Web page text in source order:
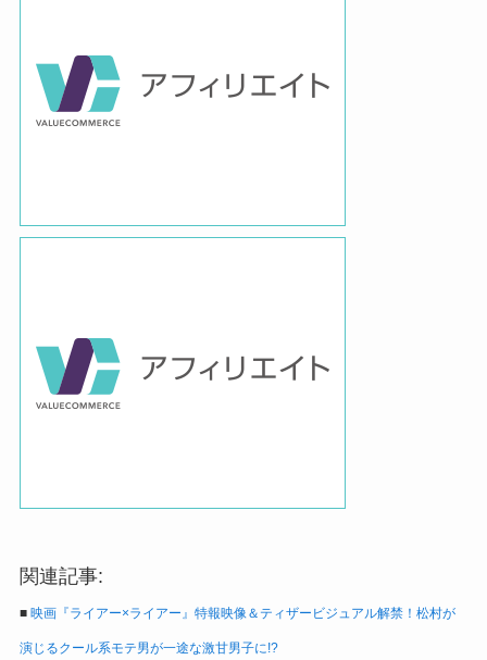
関連記事:
■ 映画『ライアー×ライアー』特報映像＆ティザービジュアル解禁！松村が
演じるクール系モテ男が一途な激甘男子に!?